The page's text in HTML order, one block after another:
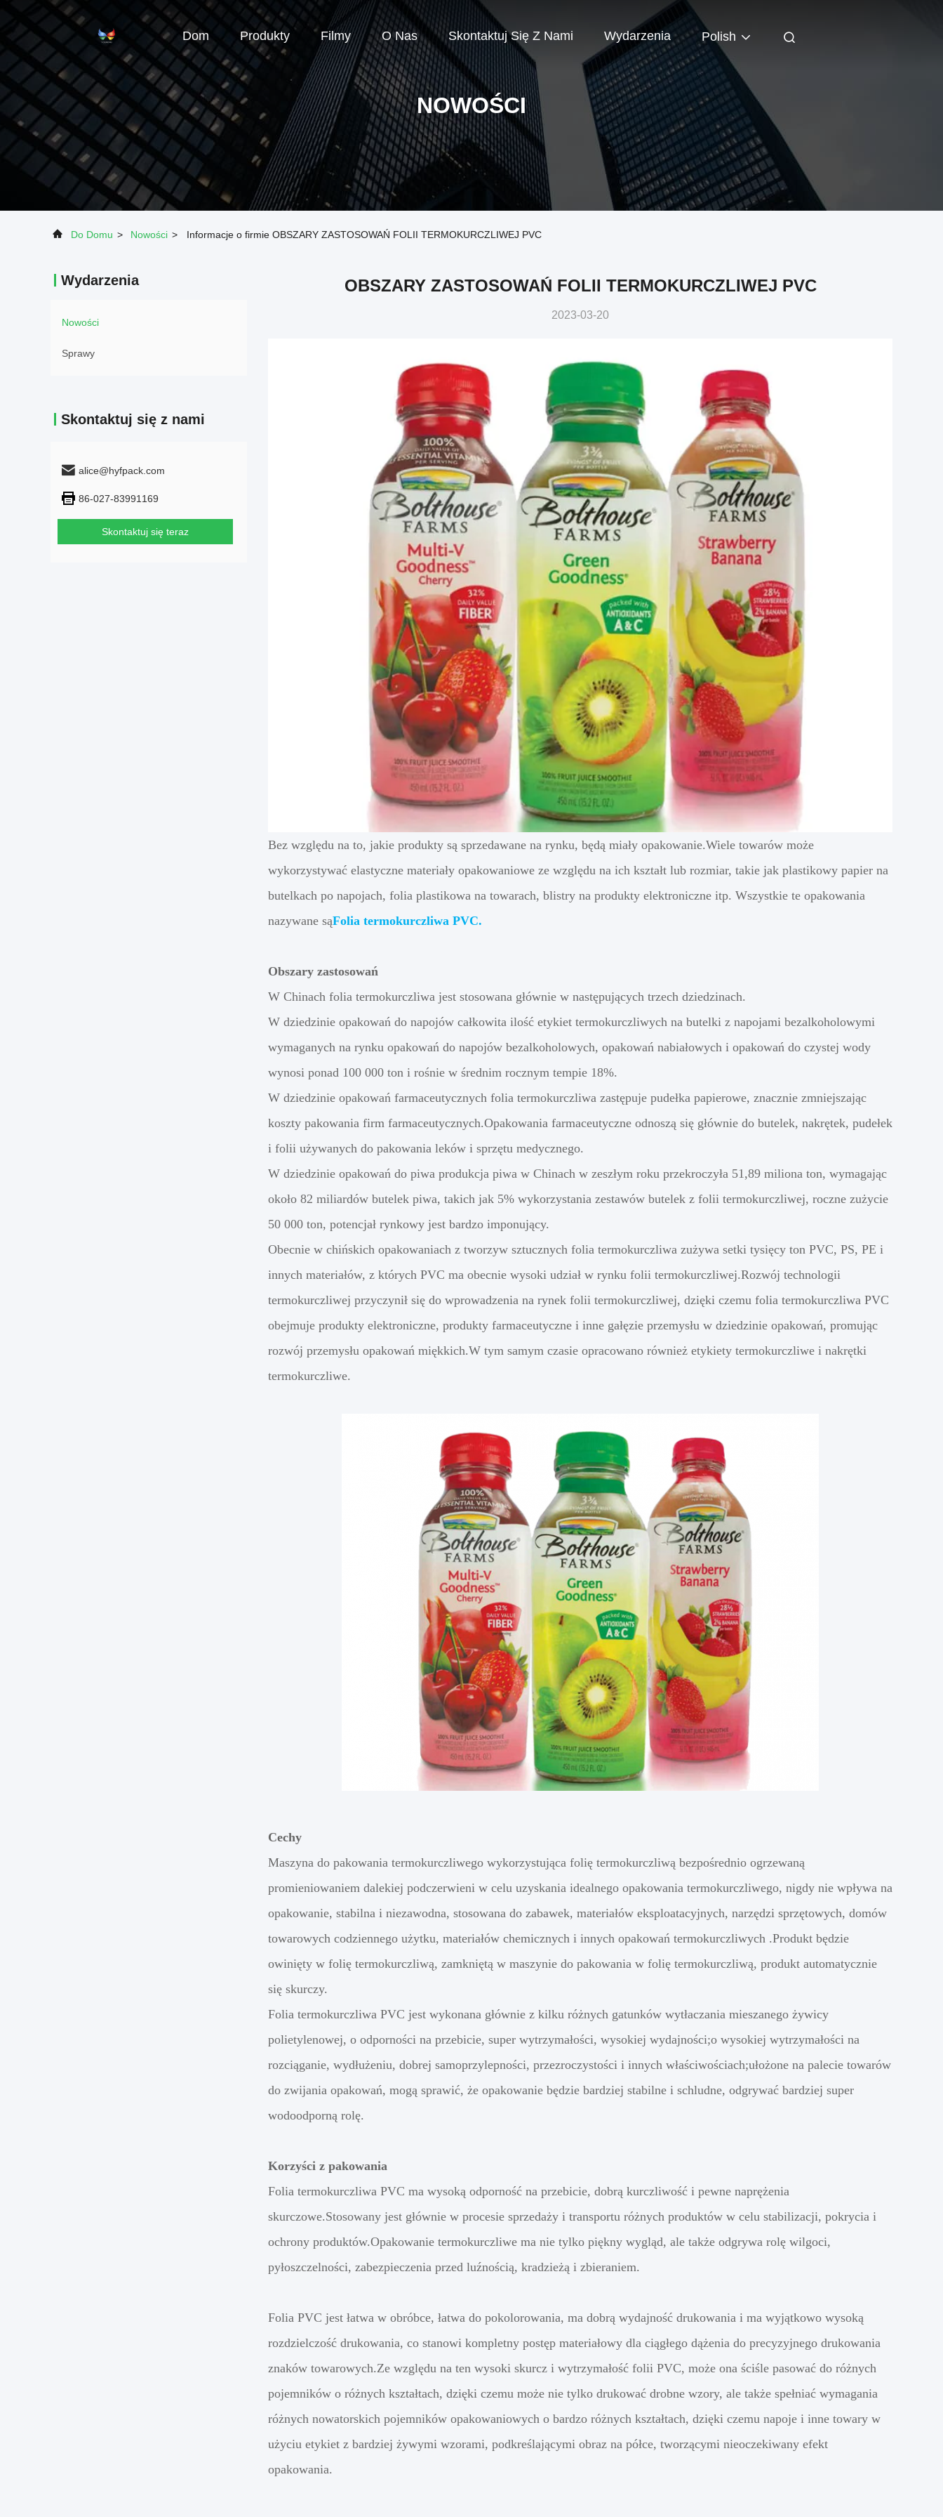
Dom Produkty Filmy O Nas Skontaktuj Się Z Nami Wydarzenia Polish
NOWOŚCI
Do Domu > Nowości > Informacje o firmie OBSZARY ZASTOSOWAŃ FOLII TERMOKURCZLIWEJ PVC
Wydarzenia
Nowości
Sprawy
Skontaktuj się z nami
alice@hyfpack.com
86-027-83991169
Skontaktuj się teraz
OBSZARY ZASTOSOWAŃ FOLII TERMOKURCZLIWEJ PVC
2023-03-20
Bez względu na to, jakie produkty są sprzedawane na rynku, będą miały opakowanie.Wiele towarów może
wykorzystywać elastyczne materiały opakowaniowe ze względu na ich kształt lub rozmiar, takie jak plastikowy papier na
butelkach po napojach, folia plastikowa na towarach, blistry na produkty elektroniczne itp. Wszystkie te opakowania
nazywane sąFolia termokurczliwa PVC.
Obszary zastosowań
W Chinach folia termokurczliwa jest stosowana głównie w następujących trzech dziedzinach.
W dziedzinie opakowań do napojów całkowita ilość etykiet termokurczliwych na butelki z napojami bezalkoholowymi
wymaganych na rynku opakowań do napojów bezalkoholowych, opakowań nabiałowych i opakowań do czystej wody
wynosi ponad 100 000 ton i rośnie w średnim rocznym tempie 18%.
W dziedzinie opakowań farmaceutycznych folia termokurczliwa zastępuje pudełka papierowe, znacznie zmniejszając
koszty pakowania firm farmaceutycznych.Opakowania farmaceutyczne odnoszą się głównie do butelek, nakrętek, pudełek
i folii używanych do pakowania leków i sprzętu medycznego.
W dziedzinie opakowań do piwa produkcja piwa w Chinach w zeszłym roku przekroczyła 51,89 miliona ton, wymagając
około 82 miliardów butelek piwa, takich jak 5% wykorzystania zestawów butelek z folii termokurczliwej, roczne zużycie
50 000 ton, potencjał rynkowy jest bardzo imponujący.
Obecnie w chińskich opakowaniach z tworzyw sztucznych folia termokurczliwa zużywa setki tysięcy ton PVC, PS, PE i
innych materiałów, z których PVC ma obecnie wysoki udział w rynku folii termokurczliwej.Rozwój technologii
termokurczliwej przyczynił się do wprowadzenia na rynek folii termokurczliwej, dzięki czemu folia termokurczliwa PVC
obejmuje produkty elektroniczne, produkty farmaceutyczne i inne gałęzie przemysłu w dziedzinie opakowań, promując
rozwój przemysłu opakowań miękkich.W tym samym czasie opracowano również etykiety termokurczliwe i nakrętki
termokurczliwe.
Cechy
Maszyna do pakowania termokurczliwego wykorzystująca folię termokurczliwą bezpośrednio ogrzewaną
promieniowaniem dalekiej podczerwieni w celu uzyskania idealnego opakowania termokurczliwego, nigdy nie wpływa na
opakowanie, stabilna i niezawodna, stosowana do zabawek, materiałów eksploatacyjnych, narzędzi sprzętowych, domów
towarowych codziennego użytku, materiałów chemicznych i innych opakowań termokurczliwych .Produkt będzie
owinięty w folię termokurczliwą, zamkniętą w maszynie do pakowania w folię termokurczliwą, produkt automatycznie
się skurczy.
Folia termokurczliwa PVC jest wykonana głównie z kilku różnych gatunków wytłaczania mieszanego żywicy
polietylenowej, o odporności na przebicie, super wytrzymałości, wysokiej wydajności;o wysokiej wytrzymałości na
rozciąganie, wydłużeniu, dobrej samoprzylepności, przezroczystości i innych właściwościach;ułożone na palecie towarów
do zwijania opakowań, mogą sprawić, że opakowanie będzie bardziej stabilne i schludne, odgrywać bardziej super
wodoodporną rolę.
Korzyści z pakowania
Folia termokurczliwa PVC ma wysoką odporność na przebicie, dobrą kurczliwość i pewne naprężenia
skurczowe.Stosowany jest głównie w procesie sprzedaży i transportu różnych produktów w celu stabilizacji, pokrycia i
ochrony produktów.Opakowanie termokurczliwe ma nie tylko piękny wygląd, ale także odgrywa rolę wilgoci,
pyłoszczelności, zabezpieczenia przed luźnością, kradzieżą i zbieraniem.
Folia PVC jest łatwa w obróbce, łatwa do pokolorowania, ma dobrą wydajność drukowania i ma wyjątkowo wysoką
rozdzielczość drukowania, co stanowi kompletny postęp materiałowy dla ciągłego dążenia do precyzyjnego drukowania
znaków towarowych.Ze względu na ten wysoki skurcz i wytrzymałość folii PVC, może ona ściśle pasować do różnych
pojemników o różnych kształtach, dzięki czemu może nie tylko drukować drobne wzory, ale także spełniać wymagania
różnych nowatorskich pojemników opakowaniowych o bardzo różnych kształtach, dzięki czemu napoje i inne towary w
użyciu etykiet z bardziej żywymi wzorami, podkreślającymi obraz na półce, tworzącymi nieoczekiwany efekt
opakowania.